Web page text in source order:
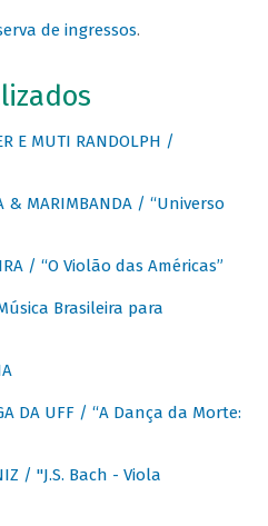
de ingressos.
E MUTI RANDOLPH /
& MARIMBANDA / “Universo
/ “O Violão das Américas”
Brasileira para
DA UFF / “A Dança da Morte:
/ "J.S. Bach - Viola